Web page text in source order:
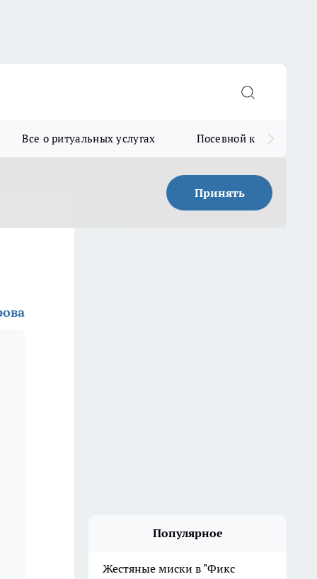
Все о ритуальных услугах Посевной календарь
Принять
Популярное
Жестяные миски в "Фикс